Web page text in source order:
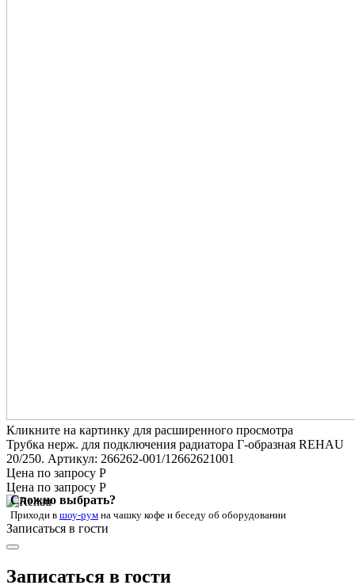
Кликните на картинку для расширенного просмотра
Трубка нерж. для подключения радиатора Г-образная REHAU
20/250. Артикул: 266262-001/12662621001
Цена по запросу Р
Цена по запросу Р
Сложно выбрать?
Приходи в шоу-рум на чашку кофе и беседу об оборудовании
Записаться в гости
Записаться в гости